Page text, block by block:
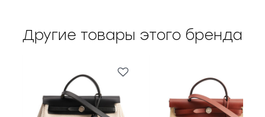
Другие товары этого бренда